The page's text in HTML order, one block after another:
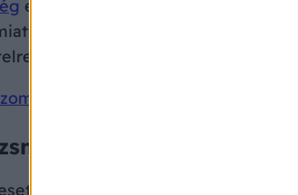
egyik klasszikus tünete,
a sejtek nem képesek
van szüksége, annak ellenére,
túlműködés)
a szervezet anyagcseréje